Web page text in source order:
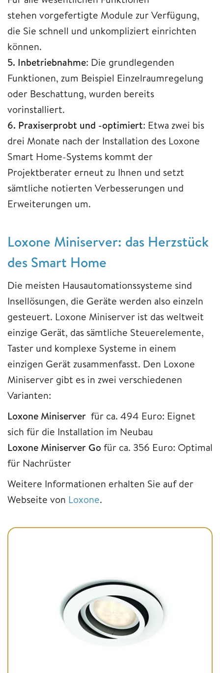
stehen vorgefertigte Module zur Verfügung,
die Sie schnell und unkompliziert einrichten
können.
5. Inbetriebnahme: Die grundlegenden
Funktionen, zum Beispiel Einzelraumregelung
oder Beschattung, wurden bereits
vorinstalliert.
6. Praxiserprobt und -optimiert: Etwa zwei bis
drei Monate nach der Installation des Loxone
Smart Home-Systems kommt der
Projektberater erneut zu Ihnen und setzt
sämtliche notierten Verbesserungen und
Erweiterungen um.
Loxone Miniserver: das Herzstück
des Smart Home
Die meisten Hausautomationssysteme sind
Insellösungen, die Geräte werden also einzeln
gesteuert. Loxone Miniserver ist das weltweit
einzige Gerät, das sämtliche Steuerelemente,
Taster und komplexe Systeme in einem
einzigen Gerät zusammenfasst. Den Loxone
Miniserver gibt es in zwei verschiedenen
Varianten:
Loxone Miniserver für ca. 494 Euro: Eignet
sich für die Installation im Neubau
Loxone Miniserver Gofür ca. 356 Euro: Optimal
für Nachrüster
Weitere Informationen erhalten Sie auf der
Webseite von Loxone.